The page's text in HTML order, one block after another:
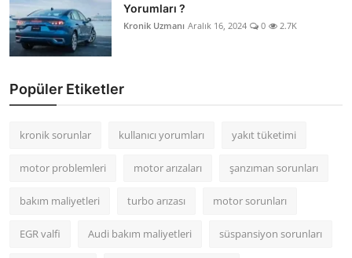
Yorumları ?
Kronik Uzmanı Aralık 16, 2024 0 2.7K
Popüler Etiketler
kronik sorunlar kullanıcı yorumları yakıt tüketimi
motor problemleri motor arızaları şanzıman sorunları
bakım maliyetleri turbo arızası motor sorunları
EGR valfi Audi bakım maliyetleri süspansiyon sorunları